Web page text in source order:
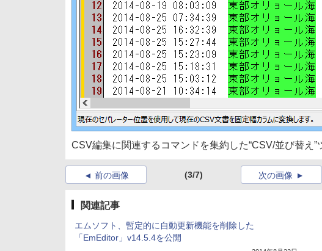
CSV編集に関連するコマンドを集約した“CSV/並び替え”
前の画像 (3/7) 次の画像
関連記事
エムソフト、暫定的に自動更新機能を削除した
「EmEditor」v14.5.4を公開